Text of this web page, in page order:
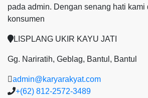
pada admin. Dengan senang hati kami
konsumen
LISPLANG UKIR KAYU JATI
Gg. Nariratih, Geblag, Bantul, Bantul
admin@karyarakyat.com
+(62) 812-2572-3489